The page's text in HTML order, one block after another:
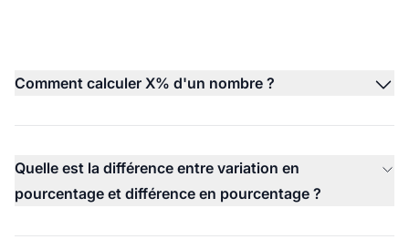
Comment calculer X% d'un nombre ?
Quelle est la différence entre variation en
pourcentage et différence en pourcentage ?